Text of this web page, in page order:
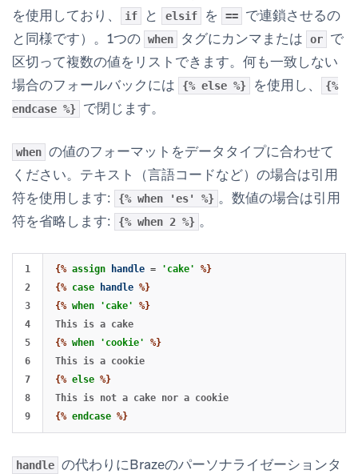
を使用しており、
if と elsif を ==
で連鎖させるの
と同様です）。1つの when タグにカンマまたは or
で
区切って複数の値をリストできます。何も一致しない
場合のフォールバックには
{% else %} を使用し、
{%
endcase %}
で閉じます。
when の値のフォーマットをデータタイプに合わせて
ください。テキスト（言語コードなど）の場合は引用
符を使用します:
{% when 'es' %} 。数値の場合は引用
符を省略します:
{% when 2 %} 。
1
2
3
4
5
6
7
8
{% assign handle = 'cake'
%}
{% case handle %}
{% when 'cake'
%}
{% when 'cookie'
%}
{% else %}
{% endcase %}
handle の代わりにBrazeのパーソナライゼーションタ